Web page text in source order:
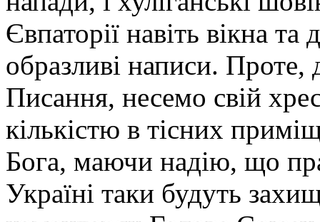
Євпаторії навіть вікна
образливі написи. Проте,
Писання, несемо свій
кількістю в тісних
Бога, маючи надію, що
Україні таки будуть